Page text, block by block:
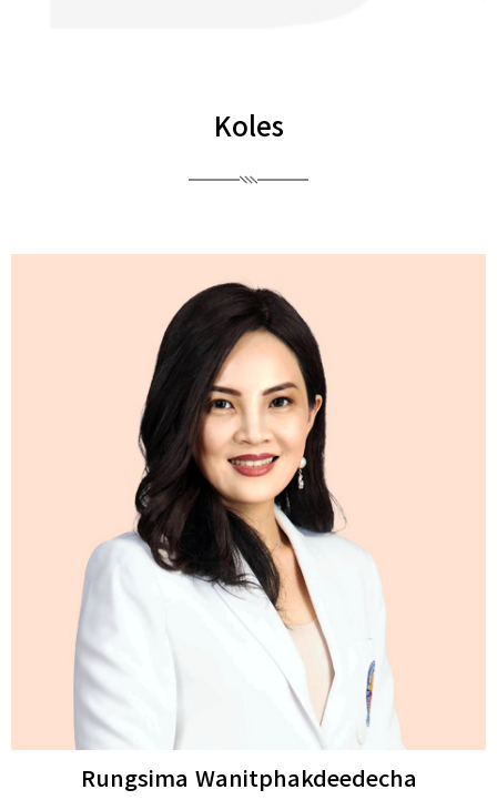
Koles
Rungsima Wanitphakdeedecha